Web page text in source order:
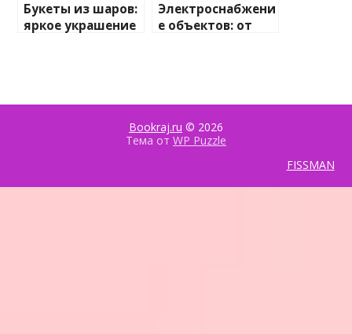
Букеты из шаров:
яркое украшение
Электроснабжени
е объектов: от
Bookraj.ru © 2026
Тема от WP Puzzle
FISSMAN